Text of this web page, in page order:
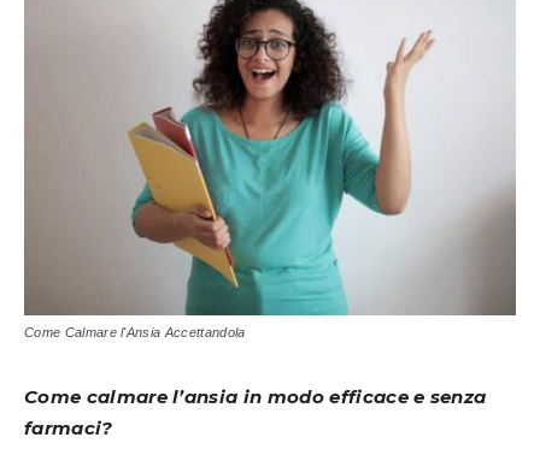
Come Calmare l'Ansia Accettandola
Come calmare l’ansia in modo efficace e senza
farmaci?